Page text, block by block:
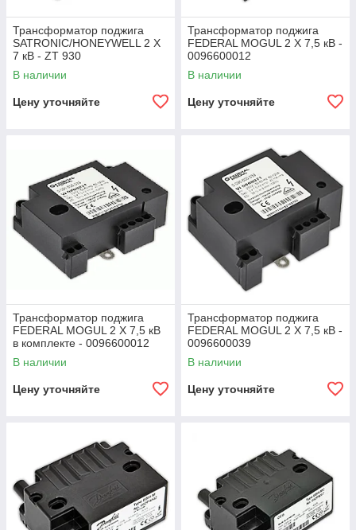
Трансформатор поджига
SATRONIC/HONEYWELL 2 X
7 кВ - ZT 930
В наличии
Цену уточняйте
Трансформатор поджига
FEDERAL MOGUL 2 X 7,5 кВ -
0096600012
В наличии
Цену уточняйте
Трансформатор поджига
FEDERAL MOGUL 2 X 7,5 кВ
в комплекте - 0096600012
В наличии
Цену уточняйте
Трансформатор поджига
FEDERAL MOGUL 2 X 7,5 кВ -
0096600039
В наличии
Цену уточняйте